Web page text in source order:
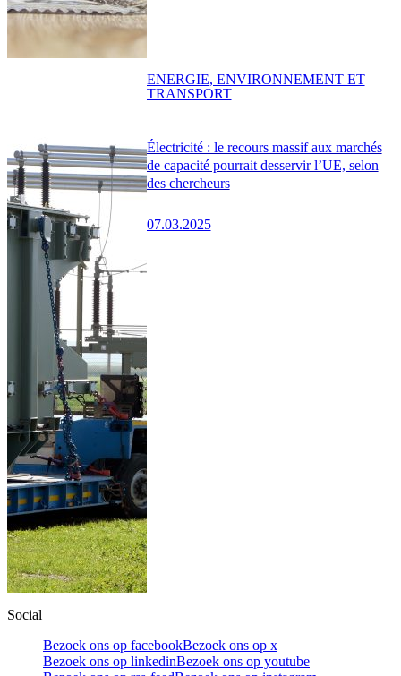
Électricité : le recours massif aux marchés
de capacité pourrait desservir l’UE, selon
des chercheurs
07.03.2025
ENERGIE, ENVIRONNEMENT ET
TRANSPORT
Social
Bezoek ons op facebookBezoek ons op x
Bezoek ons op linkedinBezoek ons op youtube